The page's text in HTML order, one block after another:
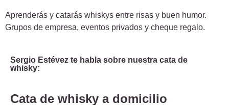
Aprenderás y catarás whiskys entre risas y buen humor.
Grupos de empresa, eventos privados y cheque regalo.
Sergio Estévez te habla sobre nuestra cata de
whisky:
Cata de whisky a domicilio